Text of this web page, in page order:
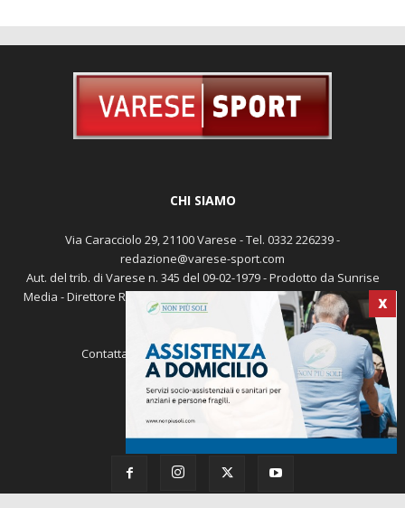
X
CHI SIAMO
Via Caracciolo 29, 21100 Varese - Tel. 0332 226239 -
redazione@varese-sport.com
Aut. del trib. di Varese n. 345 del 09-02-1979 - Prodotto da Sunrise
Media - Direttore Responsabile: Michele Marocco -Cookie policy
Pubblicità
Contattaci: redazione@varese-sport.com
SEGUICI